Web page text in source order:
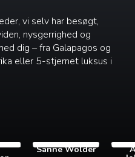
vi selv har besøgt,
nysgerrighed og
dig – fra Galapagos og
eller 5-stjernet luksus i
Sanne Wolder